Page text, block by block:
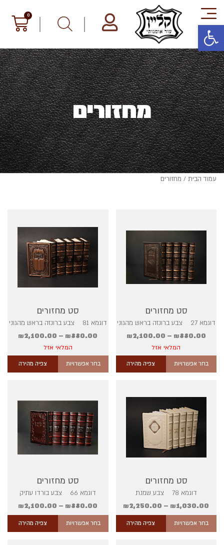
פתח סרגל נגישות
מחזורים
עמוד הבית / מחזורים
סט מחזורים
דוגמא 27 צבע ברונזה בראש מהגוני
₪880.00
–
₪2,100.00
המלאי אזל
בחר אפשרויות צפיה מהירה
סט מחזורים
דוגמא 81 צבע ברונזה בראש מהגוני
₪880.00
–
₪2,100.00
המלאי אזל
בחר אפשרויות צפיה מהירה
סט מחזורים
דוגמא 78 צבע שמנת
₪1,030.00
–
₪2,250.00
בחר אפשרויות צפיה מהירה
סט מחזורים
דוגמא 66 צבע בורדו עתיק
₪880.00
–
₪2,100.00
בחר אפשרויות צפיה מהירה